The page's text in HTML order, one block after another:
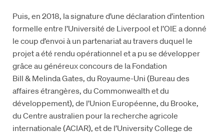
Puis, en 2018, la signature d’une déclaration d’intention
formelle entre l’Université de Liverpool et l’OIE a donné
le coup d’envoi à un partenariat au travers duquel le
projet a été rendu opérationnel et a pu se développer
grâce au généreux concours de la Fondation
Bill & Melinda Gates, du Royaume-Uni (Bureau des
affaires étrangères, du Commonwealth et du
développement), de l’Union Européenne, du Brooke,
du Centre australien pour la recherche agricole
internationale (ACIAR), et de l’University College de